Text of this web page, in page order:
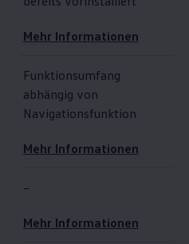
Mehr Informationen
Funktionsumfang
abhängig von
Navigationsfunktion
Mehr Informationen
–
Mehr Informationen